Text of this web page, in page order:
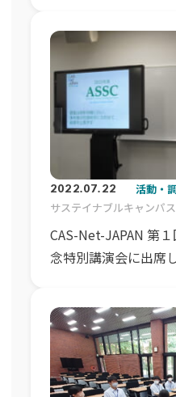
2022.07.22
活動・
サステイナブルキャンパス
CAS-Net-JAPAN 第
念特別講演会に出席